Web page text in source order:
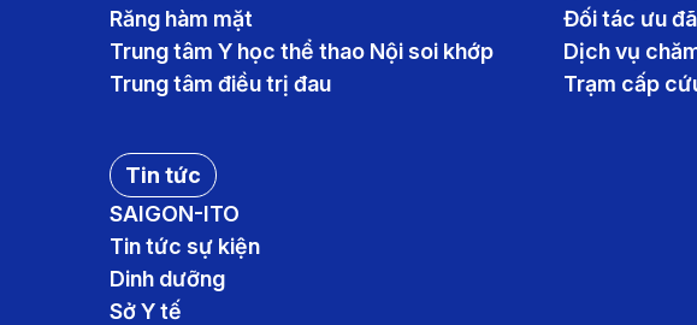
Răng hàm mặt
Trung tâm Y học thể thao Nội soi khớp
Trung tâm điều trị đau
Đối tác ưu
Dịch vụ
Trạm cấp
Tin tức
SAIGON-ITO
Tin tức sự kiện
Dinh dưỡng
Sở Y tế